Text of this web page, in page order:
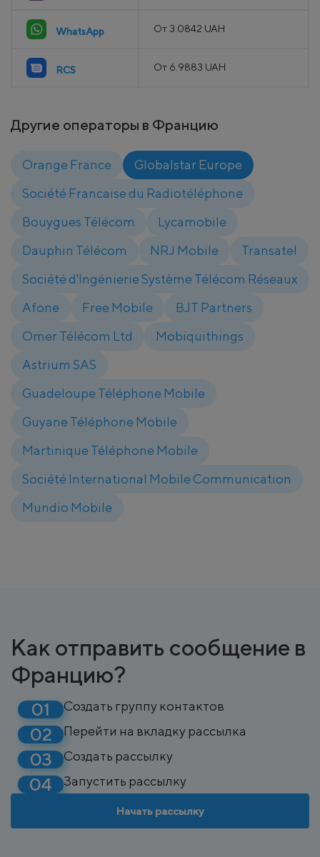
WhatsApp От 3.0842 UAH
RCS От 6.9883 UAH
Другие операторы в Францию
Orange France
Globalstar Europe
Société Francaise du Radiotéléphone
Bouygues Télécom
Lycamobile
Dauphin Télécom
NRJ Mobile
Transatel
Société d'Ingénierie Système Télécom Réseaux
Afone
Free Mobile
BJT Partners
Omer Télécom Ltd
Mobiquithings
Astrium SAS
Guadeloupe Téléphone Mobile
Guyane Téléphone Mobile
Martinique Téléphone Mobile
Société International Mobile Communication
Mundio Mobile
Как отправить сообщение в
Францию?
Создать группу контактов
Перейти на вкладку рассылка
Создать рассылку
Запустить рассылку
Начать рассылку